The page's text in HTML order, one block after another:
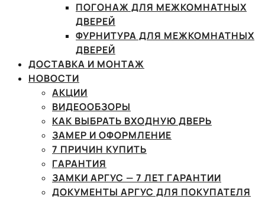
ПОГОНАЖ ДЛЯ МЕЖКОМНАТНЫХ
ДВЕРЕЙ
ФУРНИТУРА ДЛЯ МЕЖКОМНАТНЫХ
ДВЕРЕЙ
ДОСТАВКА И МОНТАЖ
НОВОСТИ
АКЦИИ
ВИДЕООБЗОРЫ
КАК ВЫБРАТЬ ВХОДНУЮ ДВЕРЬ
ЗАМЕР И ОФОРМЛЕНИЕ
7 ПРИЧИН КУПИТЬ
ГАРАНТИЯ
ЗАМКИ АРГУС — 7 ЛЕТ ГАРАНТИИ
ДОКУМЕНТЫ АРГУС ДЛЯ ПОКУПАТЕЛЯ